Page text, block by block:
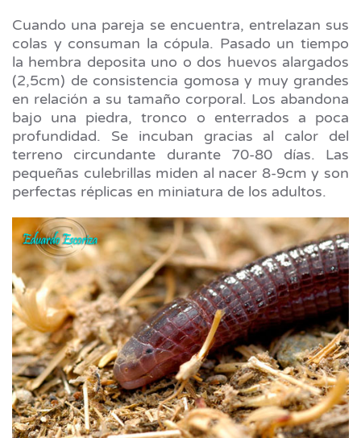
Cuando una pareja se encuentra, entrelazan sus
colas y consuman la cópula. Pasado un tiempo
la hembra deposita uno o dos huevos alargados
(2,5cm) de consistencia gomosa y muy grandes
en relación a su tamaño corporal. Los abandona
bajo una piedra, tronco o enterrados a poca
profundidad. Se incuban gracias al calor del
terreno circundante durante 70-80 días. Las
pequeñas culebrillas miden al nacer 8-9cm y son
perfectas réplicas en miniatura de los adultos.